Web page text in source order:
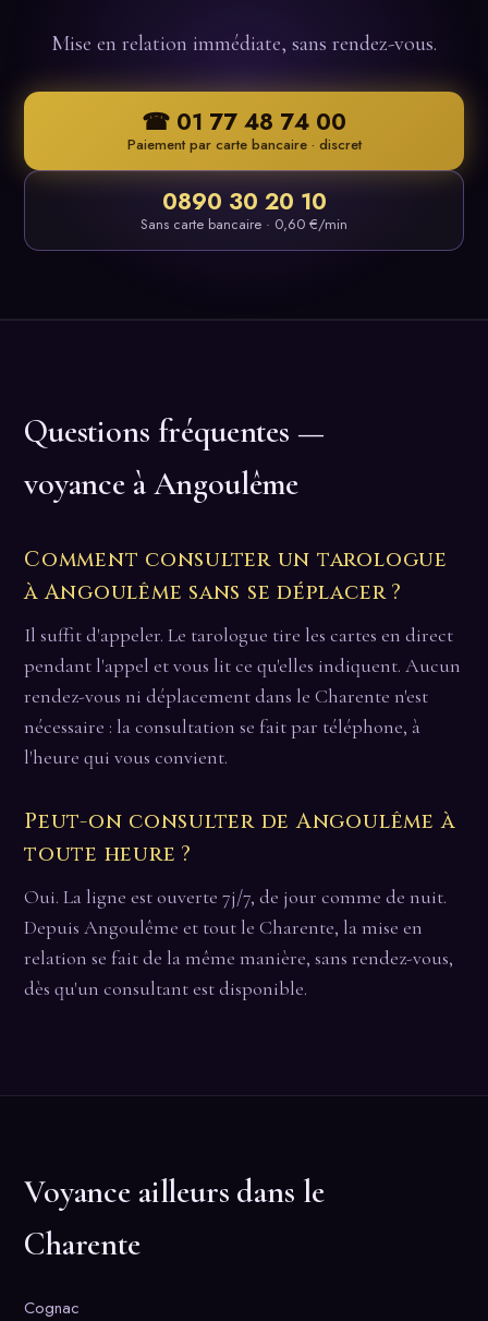
Mise en relation immédiate, sans rendez-vous.
☎ 01 77 48 74 00
Paiement par carte bancaire · discret
0890 30 20 10
Sans carte bancaire · 0,60 €/min
Questions fréquentes —
voyance à Angoulême
Comment consulter un tarologue
à Angoulême sans se déplacer ?
Il suffit d'appeler. Le tarologue tire les cartes en direct
pendant l'appel et vous lit ce qu'elles indiquent. Aucun
rendez-vous ni déplacement dans le Charente n'est
nécessaire : la consultation se fait par téléphone, à
l'heure qui vous convient.
Peut-on consulter de Angoulême à
toute heure ?
Oui. La ligne est ouverte 7j/7, de jour comme de nuit.
Depuis Angoulême et tout le Charente, la mise en
relation se fait de la même manière, sans rendez-vous,
dès qu'un consultant est disponible.
Voyance ailleurs dans le
Charente
Cognac